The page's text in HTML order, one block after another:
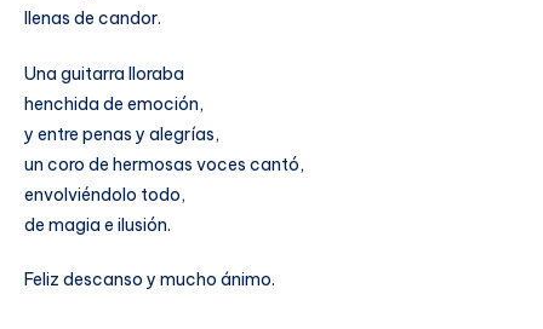
llenas de candor.
Una guitarra lloraba
henchida de emoción,
y entre penas y alegrías,
un coro de hermosas voces cantó,
envolviéndolo todo,
de magia e ilusión.
Feliz descanso y mucho ánimo.